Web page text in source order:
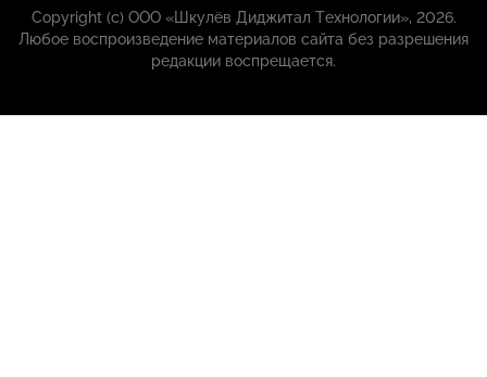
Copyright (с) ООО «Шкулёв Диджитал Технологии», 2026.
Любое воспроизведение материалов сайта без разрешения
редакции воспрещается.